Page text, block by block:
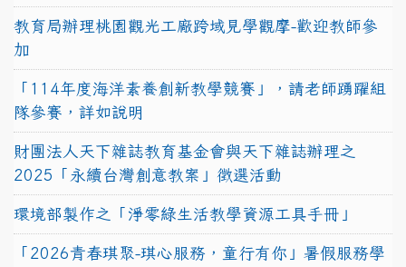
教育局辦理桃園觀光工廠跨域見學觀摩-歡迎教師參
加
「114年度海洋素養創新教學競賽」，請老師踴躍組
隊參賽，詳如說明
財團法人天下雜誌教育基金會與天下雜誌辦理之
2025「永續台灣創意教案」徵選活動
環境部製作之「淨零綠生活教學資源工具手冊」
「2026青春琪聚-琪心服務，童行有你」暑假服務學